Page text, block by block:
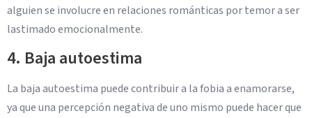
alguien se involucre en relaciones románticas por temor a ser
lastimado emocionalmente.
4. Baja autoestima
La baja autoestima puede contribuir a la fobia a enamorarse,
ya que una percepción negativa de uno mismo puede hacer que